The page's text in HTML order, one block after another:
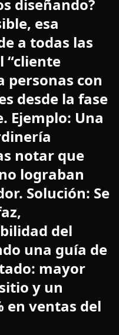
diseñando?
esa
a todas las
“cliente
personas con
desde la fase
Ejemplo: Una
notar que
lograban
Solución: Se
del
una guía de
mayor
y un
en ventas del